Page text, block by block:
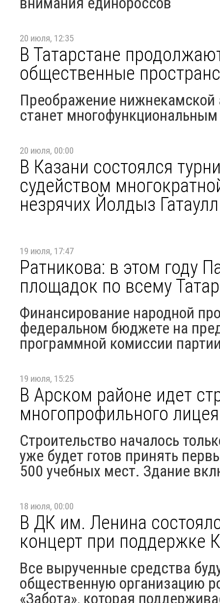
20 июля, 12:35
В Татарстане
общественные
Преображение нижнекамской
станет многофункциональным
20 июля, 00:00
В Казани состоялся
судейством
незрячих Йолдыз
19 июля, 17:47
Ратникова: в этом году
площадок по всему
Финансирование народной
федеральном бюджете на
программной комиссии
19 июля, 15:25
В Арском районе идет
многопрофильного лицея
Строительство началось
уже будет готов принять
500 учебных мест. Здание
18 июля, 00:00
В ДК им. Ленина
концерт при поддержке
Все вырученные средства
общественную организацию
«Забота», которая